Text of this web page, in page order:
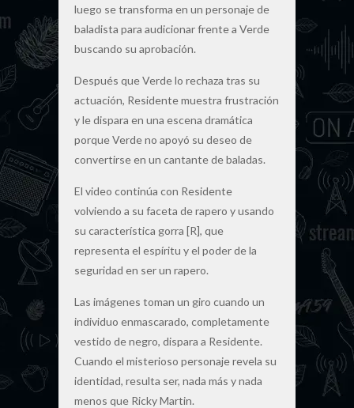
luego se transforma en un personaje de
baladista para audicionar frente a Verde
buscando su aprobación.
Después que Verde lo rechaza tras su
actuación, Residente muestra frustración
y le dispara en una escena dramática
porque Verde no apoyó su deseo de
convertirse en un cantante de baladas.
El video continúa con Residente
volviendo a su faceta de rapero y usando
su característica gorra [R], que
representa el espíritu y el poder de la
seguridad en ser un rapero.
Las imágenes toman un giro cuando un
individuo enmascarado, completamente
vestido de negro, dispara a Residente.
Cuando el misterioso personaje revela su
identidad, resulta ser, nada más y nada
menos que Ricky Martin.